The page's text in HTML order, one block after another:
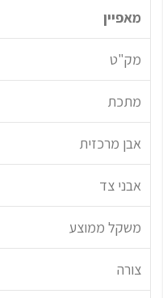
מאפיין
מק"ט
מתכת
אבן מרכזית
אבני צד
משקל ממוצע
צורה